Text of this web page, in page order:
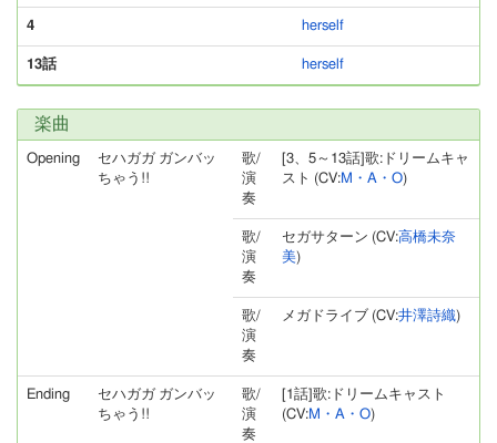
4 herself
13話 herself
楽曲
Opening
セハガガ ガンバッ
ちゃう!!
歌/
演
奏
[3、5～13話]歌:ドリームキャ
スト (CV:M・A・O)
歌/
演
奏
セガサターン (CV:高橋未奈
美)
歌/
演
奏
メガドライブ (CV:井澤詩織)
Ending
セハガガ ガンバッ
ちゃう!!
歌/
演
奏
[1話]歌:ドリームキャスト
(CV:M・A・O)